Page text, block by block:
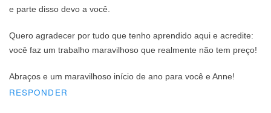
e parte disso devo a você.
Quero agradecer por tudo que tenho aprendido aqui e acredite:
você faz um trabalho maravilhoso que realmente não tem preço!
Abraços e um maravilhoso início de ano para você e Anne!
RESPONDER